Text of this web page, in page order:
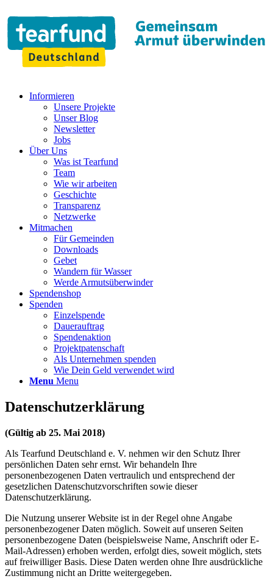
Informieren
Unsere Projekte
Unser Blog
Newsletter
Jobs
Über Uns
Was ist Tearfund
Team
Wie wir arbeiten
Geschichte
Transparenz
Netzwerke
Mitmachen
Für Gemeinden
Downloads
Gebet
Wandern für Wasser
Werde Armutsüberwinder
Spendenshop
Spenden
Einzelspende
Dauerauftrag
Spendenaktion
Projektpatenschaft
Als Unternehmen spenden
Wie Dein Geld verwendet wird
Menu Menu
Datenschutzerklärung
(Gültig ab 25. Mai 2018)
Als Tearfund Deutschland e. V. nehmen wir den Schutz Ihrer
persönlichen Daten sehr ernst. Wir behandeln Ihre
personenbezogenen Daten vertraulich und entsprechend der
gesetzlichen Datenschutzvorschriften sowie dieser
Datenschutzerklärung.
Die Nutzung unserer Website ist in der Regel ohne Angabe
personenbezogener Daten möglich. Soweit auf unseren Seiten
personenbezogene Daten (beispielsweise Name, Anschrift oder E-
Mail-Adressen) erhoben werden, erfolgt dies, soweit möglich, stets
auf freiwilliger Basis. Diese Daten werden ohne Ihre ausdrückliche
Zustimmung nicht an Dritte weitergegeben.